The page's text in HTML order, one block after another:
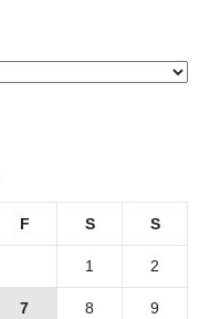
F S S
1 2
7 8 9